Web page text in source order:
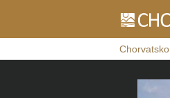
Chorvatsko